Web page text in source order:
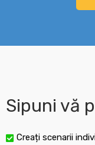
Sipuni vă
Creați scenarii